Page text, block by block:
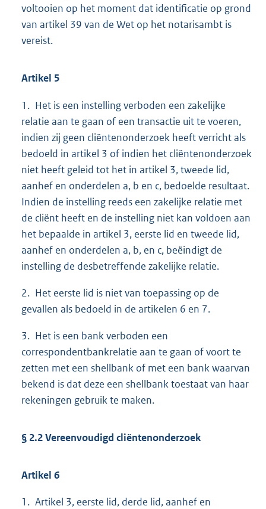
voltooien op het moment dat identificatie op grond
van artikel 39 van de Wet op het notarisambt is
vereist.
Artikel 5
1. Het is een instelling verboden een zakelijke
relatie aan te gaan of een transactie uit te voeren,
indien zij geen cliëntenonderzoek heeft verricht als
bedoeld in artikel 3 of indien het cliëntenonderzoek
niet heeft geleid tot het in artikel 3, tweede lid,
aanhef en onderdelen a, b en c, bedoelde resultaat.
Indien de instelling reeds een zakelijke relatie met
de cliënt heeft en de instelling niet kan voldoen aan
het bepaalde in artikel 3, eerste lid en tweede lid,
aanhef en onderdelen a, b, en c, beëindigt de
instelling de desbetreffende zakelijke relatie.
2. Het eerste lid is niet van toepassing op de
gevallen als bedoeld in de artikelen 6 en 7.
3. Het is een bank verboden een
correspondentbankrelatie aan te gaan of voort te
zetten met een shellbank of met een bank waarvan
bekend is dat deze een shellbank toestaat van haar
rekeningen gebruik te maken.
§ 2.2 Vereenvoudigd cliëntenonderzoek
Artikel 6
1. Artikel 3, eerste lid, derde lid, aanhef en